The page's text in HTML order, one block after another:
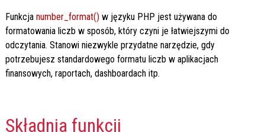
Funkcja number_format() w języku PHP jest używana do
formatowania liczb w sposób, który czyni je łatwiejszymi do
odczytania. Stanowi niezwykle przydatne narzędzie, gdy
potrzebujesz standardowego formatu liczb w aplikacjach
finansowych, raportach, dashboardach itp.
Składnia funkcji